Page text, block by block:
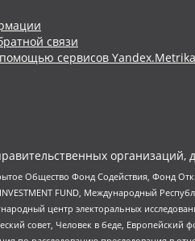
связи
сервисов
организаций,
Общество Фонд Содействия, Фонд
FUND, Международный
центр электоральных
совет, Человек в беде,